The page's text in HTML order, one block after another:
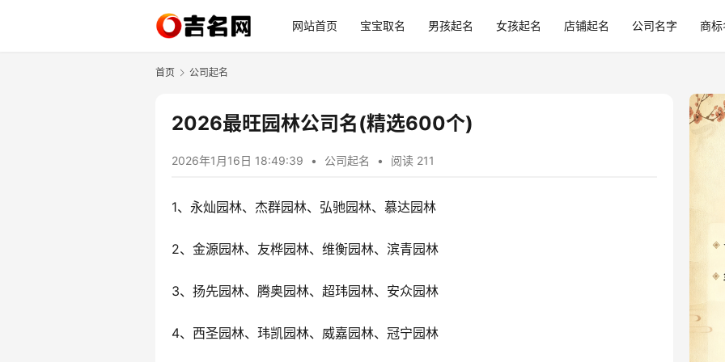
网站首页 宝宝取名 男孩起名 女孩起名 店铺起名 公司名字 商
首页 公司起名
2026最旺园林公司名(精选600个)
2026年1月16日 18:49:39 • 公司起名 • 阅读 211
1、永灿园林、杰群园林、弘驰园林、慕达园林
2、金源园林、友桦园林、维衡园林、滨青园林
3、扬先园林、腾奥园林、超玮园林、安众园林
4、西圣园林、玮凯园林、威嘉园林、冠宁园林